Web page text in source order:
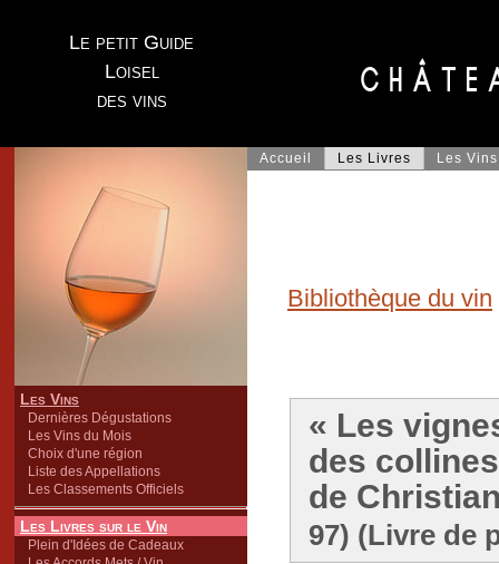
Le petit Guide
Loisel
des vins
Les Vins
Dernières Dégustations
Les Vins du Mois
Choix d'une région
Liste des Appellations
Les Classements Officiels
Les Livres sur le Vin
Plein d'Idées de Cadeaux
Accueil Les Livres Les Vins
Bibliothèque du vin
« Les
des
de
97) (Livre de